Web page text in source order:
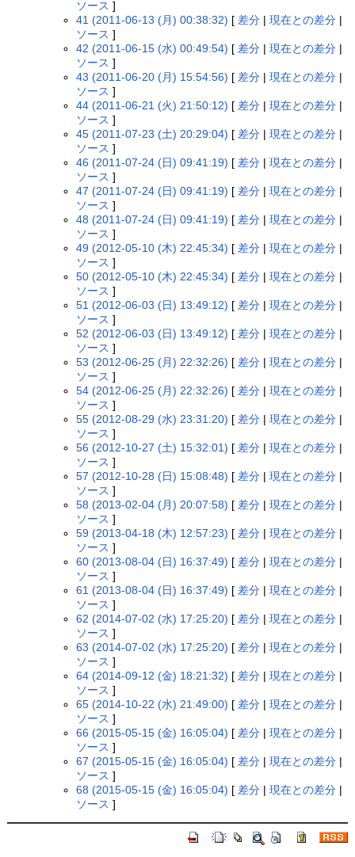
ソース ]
41 (2011-06-13 (月) 00:38:32) [ 差分 |現在との差分 |
ソース ]
42 (2011-06-15 (水) 00:49:54) [ 差分 |現在との差分 |
ソース ]
43 (2011-06-20 (月) 15:54:56) [ 差分 |現在との差分 |
ソース ]
44 (2011-06-21 (火) 21:50:12) [ 差分 |現在との差分 |
ソース ]
45 (2011-07-23 (土) 20:29:04) [ 差分 |現在との差分 |
ソース ]
46 (2011-07-24 (日) 09:41:19) [ 差分 |現在との差分 |
ソース ]
47 (2011-07-24 (日) 09:41:19) [ 差分 |現在との差分 |
ソース ]
48 (2011-07-24 (日) 09:41:19) [ 差分 |現在との差分 |
ソース ]
49 (2012-05-10 (木) 22:45:34) [ 差分 |現在との差分 |
ソース ]
50 (2012-05-10 (木) 22:45:34) [ 差分 |現在との差分 |
ソース ]
51 (2012-06-03 (日) 13:49:12) [ 差分 |現在との差分 |
ソース ]
52 (2012-06-03 (日) 13:49:12) [ 差分 |現在との差分 |
ソース ]
53 (2012-06-25 (月) 22:32:26) [ 差分 |現在との差分 |
ソース ]
54 (2012-06-25 (月) 22:32:26) [ 差分 |現在との差分 |
ソース ]
55 (2012-08-29 (水) 23:31:20) [ 差分 |現在との差分 |
ソース ]
56 (2012-10-27 (土) 15:32:01) [ 差分 |現在との差分 |
ソース ]
57 (2012-10-28 (日) 15:08:48) [ 差分 |現在との差分 |
ソース ]
58 (2013-02-04 (月) 20:07:58) [ 差分 |現在との差分 |
ソース ]
59 (2013-04-18 (木) 12:57:23) [ 差分 |現在との差分 |
ソース ]
60 (2013-08-04 (日) 16:37:49) [ 差分 |現在との差分 |
ソース ]
61 (2013-08-04 (日) 16:37:49) [ 差分 |現在との差分 |
ソース ]
62 (2014-07-02 (水) 17:25:20) [ 差分 |現在との差分 |
ソース ]
63 (2014-07-02 (水) 17:25:20) [ 差分 |現在との差分 |
ソース ]
64 (2014-09-12 (金) 18:21:32) [ 差分 |現在との差分 |
ソース ]
65 (2014-10-22 (水) 21:49:00) [ 差分 |現在との差分 |
ソース ]
66 (2015-05-15 (金) 16:05:04) [ 差分 |現在との差分 |
ソース ]
67 (2015-05-15 (金) 16:05:04) [ 差分 |現在との差分 |
ソース ]
68 (2015-05-15 (金) 16:05:04) [ 差分 |現在との差分 |
ソース ]